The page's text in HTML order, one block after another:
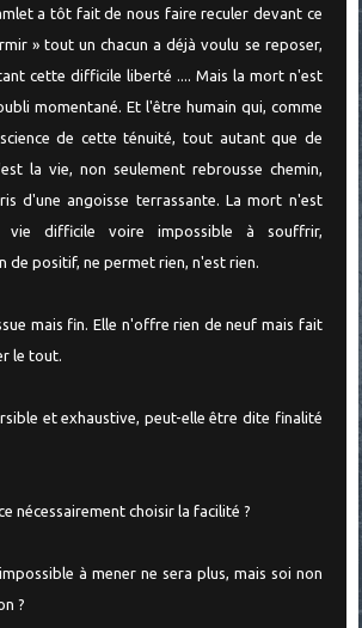
a tôt fait de nous faire reculer devant ce
» tout un chacun a déjà voulu se reposer,
cette difficile liberté .... Mais la mort n'est
momentané. Et l'être humain qui, comme
de cette ténuité, tout autant que de
la vie, non seulement rebrousse chemin,
d'une angoisse terrassante. La mort n'est
vie difficile voire impossible à souffrir,
de positif, ne permet rien, n'est rien.
mais fin. Elle n'offre rien de neuf mais fait
le tout.
et exhaustive, peut-elle être dite finalité
nécessairement choisir la facilité ?
à mener ne sera plus, mais soi non
?